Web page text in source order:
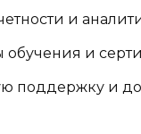
и
обучения и
поддержку и